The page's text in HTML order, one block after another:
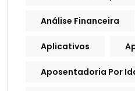
Análise Financeira
Aplicativos
Aposentadoria Por